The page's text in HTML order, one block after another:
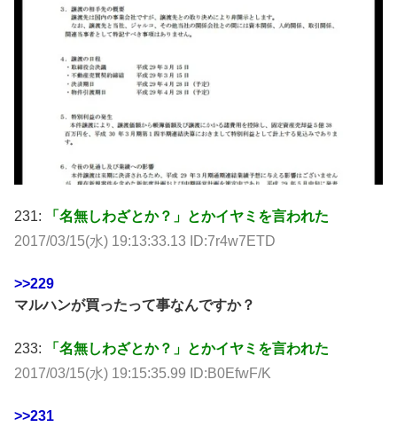
231:
「名無しわざとか？」とかイヤミを言われた
2017/03/15(水) 19:13:33.13 ID:7r4w7ETD
>>229
マルハンが買ったって事なんですか？
233:
「名無しわざとか？」とかイヤミを言われた
2017/03/15(水) 19:15:35.99 ID:B0EfwF/K
>>231